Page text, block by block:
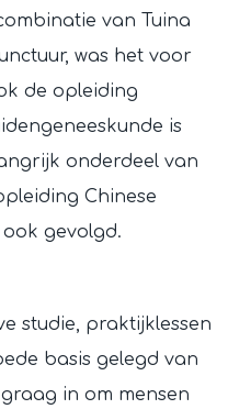
van Tuina
was het voor
de opleiding
is
onderdeel van
Chinese
ook gevolgd.
studie, praktijklessen
basis gelegd van
in om mensen